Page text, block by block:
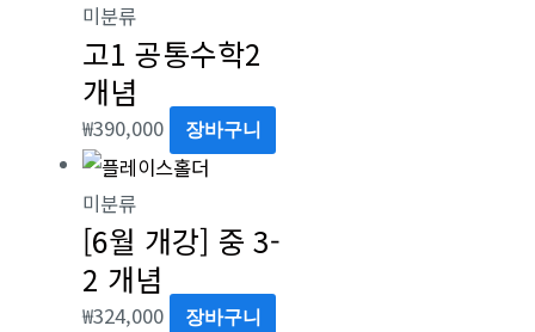
미분류
고1 공통수학2
개념
₩390,000 장바구니
미분류
[6월 개강] 중 3-
2 개념
₩324,000 장바구니